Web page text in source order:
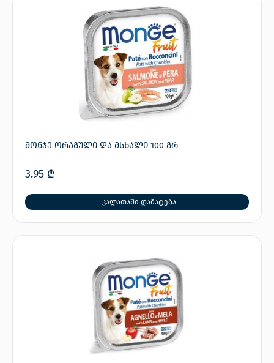
მონჯე ორაგული და მსხალი 100 გრ
3.95 ₾
კალათაში დამატება